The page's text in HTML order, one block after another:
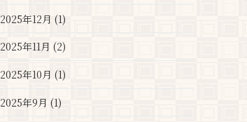
2025年12月 (1)
2025年11月 (2)
2025年10月 (1)
2025年9月 (1)